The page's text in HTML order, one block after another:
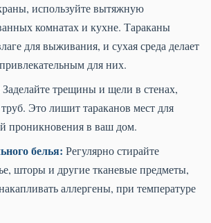
используйте вытяжную
комнатах и кухне. Тараканы
для выживания, и сухая среда делает
для них.
Заделайте трещины и щели в стенах,
Это лишит тараканов мест для
проникновения в ваш дом.
белья: Регулярно стирайте
шторы и другие тканевые предметы,
аллергены, при температуре